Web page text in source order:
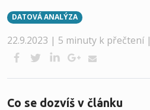
DATOVÁ ANALÝZA
22.9.2023 | 5 minuty k přečtení |
Co se dozvíš v článku